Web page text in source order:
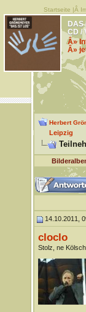
Startseite |Â
DAS
CD /
Â»
Â»
Herbert
Leipzig
14.10.2011,
cloclo
Stolz, ne